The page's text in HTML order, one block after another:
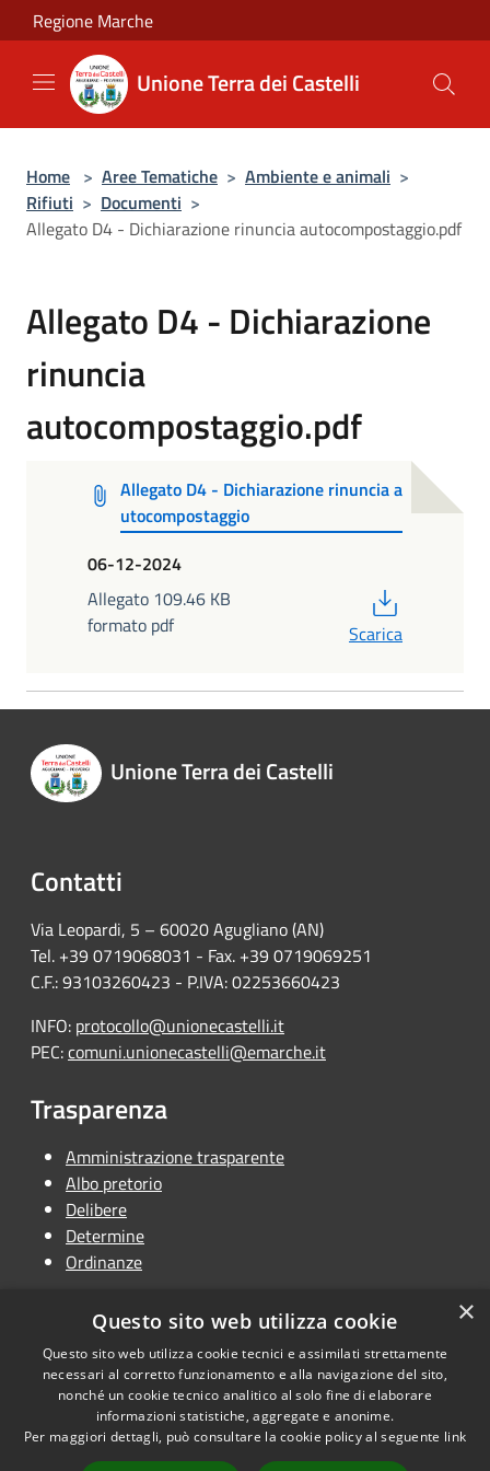
Salta al contenuto principale
Regione Marche
Unione Terra dei Castelli
Home > Aree Tematiche > Ambiente e animali >
Rifiuti > Documenti >
Allegato D4 - Dichiarazione rinuncia autocompostaggio.pdf
Allegato D4 - Dichiarazione
rinuncia
autocompostaggio.pdf
Allegato D4 - Dichiarazione rinuncia a
utocompostaggio
06-12-2024
Allegato 109.46 KB
formato pdf
Scarica
Unione Terra dei Castelli
Contatti
Via Leopardi, 5 – 60020 Agugliano (AN)
Tel. +39 0719068031 - Fax. +39 0719069251
C.F.: 93103260423 - P.IVA: 02253660423
INFO: protocollo@unionecastelli.it
PEC:comuni.unionecastelli@emarche.it
Trasparenza
Amministrazione trasparente
Albo pretorio
Delibere
Determine
Ordinanze
RSS
Accessibilità
Cookie
Copyright © 2026 • Unione
Terra dei Castelli • Powered by
Municipium•Accesso
redazione
×
Questo sito web utilizza cookie
Questo sito web utilizza cookie tecnici e assimilati strettamente
necessari al corretto funzionamento e alla navigazione del sito,
nonché un cookie tecnico analitico al solo fine di elaborare
informazioni statistiche, aggregate e anonime.
Per maggiori dettagli, può consultare la cookie policy al seguente link